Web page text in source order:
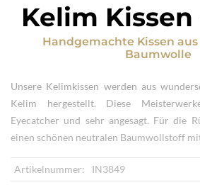
Kelim Kissen
Handgemachte Kissen aus
Baumwolle
Unsere Kelimkissen werden aus
Kelim hergestellt. Diese
Eyecatcher und sehr angesagt. Für die
einen schönen neutralen Baumwollstoff
Artikelnummer:
IN3849